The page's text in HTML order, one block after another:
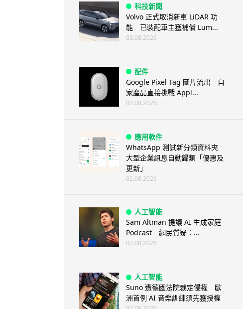
科技新聞
Volvo 正式取消新車 LiDAR 功
能 已裝配車主獲補償 Lum...
03.08.2026
配件
Google Pixel Tag 圖片流出 自
家產品直接挑戰 Appl...
02.08.2026
應用軟件
WhatsApp 測試新分類資料夾
大型企業訊息自動歸類「優惠及
更新」
02.08.2026
人工智能
Sam Altman 提議 AI 生成家庭
Podcast 網民質疑：...
02.08.2026
人工智能
Suno 遭德國法院裁定侵權 歐
洲首例 AI 音樂訓練須先獲授權